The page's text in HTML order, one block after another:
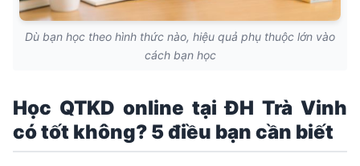
Dù bạn học theo hình thức nào, hiệu quả phụ thuộc lớn vào
cách bạn học
Học QTKD online tại ĐH Trà Vinh
có tốt không? 5 điều bạn cần biết